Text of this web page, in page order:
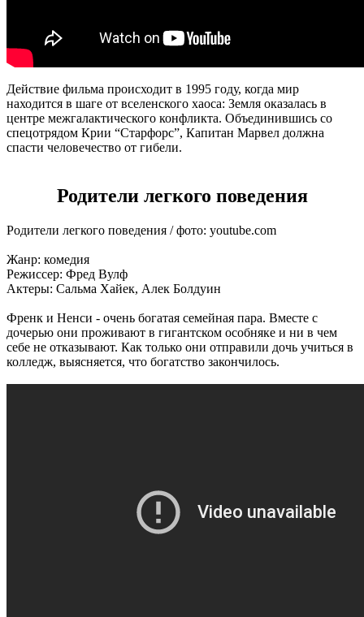
Действие фильма происходит в 1995 году, когда мир
находится в шаге от вселенского хаоса: Земля оказалась в
центре межгалактического конфликта. Объединившись со
спецотрядом Крии “Старфорс”, Капитан Марвел должна
спасти человечество от гибели.
Родители легкого поведения
Родители легкого поведения / фото: youtube.com
Жанр: комедия
Режиссер: Фред Вулф
Актеры: Сальма Хайек, Алек Болдуин
Френк и Ненси - очень богатая семейная пара. Вместе с
дочерью они проживают в гигантском особняке и ни в чем
себе не отказывают. Как только они отправили дочь учиться в
колледж, выясняется, что богатство закончилось.